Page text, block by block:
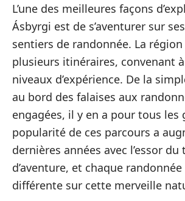
L’une des meilleures façons
Ásbyrgi est de s’aventurer sur
sentiers de randonnée. La
plusieurs itinéraires, convenant
niveaux d’expérience. De la
au bord des falaises aux
engagées, il y en a pour tous les
popularité de ces parcours a
dernières années avec l’essor
d’aventure, et chaque
différente sur cette merveille